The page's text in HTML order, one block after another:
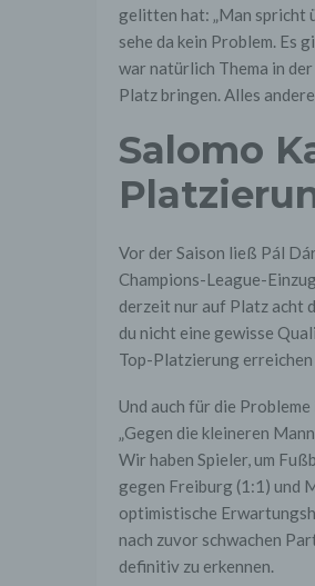
gelitten hat: „Man spricht
sehe da kein Problem. Es
war natürlich Thema in
Platz bringen. Alles
Salomo
Vor der Saison ließ Pál
Champions-League-
derzeit nur auf Platz acht
du nicht eine gewisse
Top-Platzierung erreichen
Und auch für die
„Gegen die kleineren
Wir haben Spieler, um
gegen Freiburg (1:1) und
optimistische
nach zuvor schwachen
definitiv zu erkennen.